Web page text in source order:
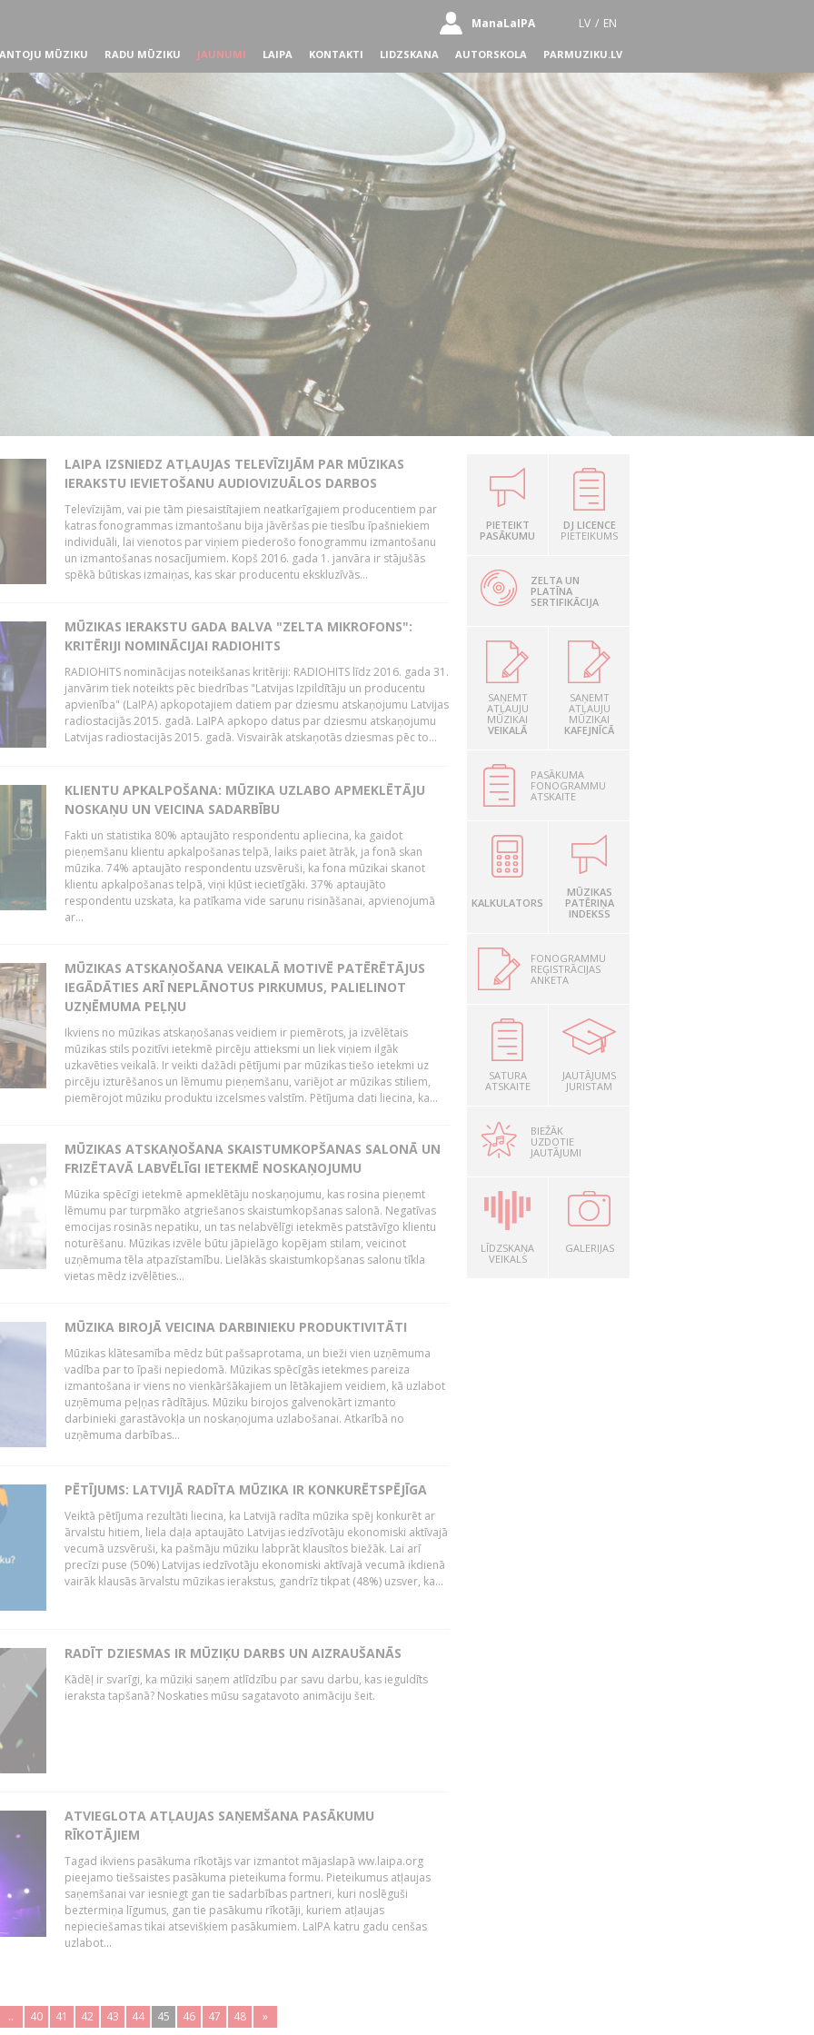
ManaLaIPA LV / EN
MŪZIKU RADU MŪZIKU JAUNUMI LAIPA KONTAKTI LIDZSKANA AUTORSKOLA PARMUZIKU.LV
LAIPA IZSNIEDZ ATĻAUJAS TELEVĪZIJĀM PAR MŪZIKAS
IERAKSTU IEVIETOŠANU AUDIOVIZUĀLOS DARBOS
Televīzijām, vai pie tām piesaistītajiem neatkarīgajiem producentiem par
katras fonogrammas izmantošanu bija jāvēršas pie tiesību īpašniekiem
individuāli, lai vienotos par viņiem piederošo fonogrammu izmantošanu
un izmantošanas nosacījumiem. Kopš 2016. gada 1. janvāra ir stājušās
spēkā būtiskas izmaiņas, kas skar producentu ekskluzīvās...
MŪZIKAS IERAKSTU GADA BALVA "ZELTA MIKROFONS":
KRITĒRIJI NOMINĀCIJAI RADIOHITS
RADIOHITS nominācijas noteikšanas kritēriji: RADIOHITS līdz 2016. gada 31.
janvārim tiek noteikts pēc biedrības "Latvijas Izpildītāju un producentu
apvienība" (LaIPA) apkopotajiem datiem par dziesmu atskaņojumu Latvijas
radiostacijās 2015. gadā. LaIPA apkopo datus par dziesmu atskaņojumu
Latvijas radiostacijās 2015. gadā. Visvairāk atskaņotās dziesmas pēc to...
KLIENTU APKALPOŠANA: MŪZIKA UZLABO APMEKLĒTĀJU
NOSKAŅU UN VEICINA SADARBĪBU
Fakti un statistika 80% aptaujāto respondentu apliecina, ka gaidot
pieņemšanu klientu apkalpošanas telpā, laiks paiet ātrāk, ja fonā skan
mūzika. 74% aptaujāto respondentu uzsvēruši, ka fona mūzikai skanot
klientu apkalpošanas telpā, viņi kļūst iecietīgāki. 37% aptaujāto
respondentu uzskata, ka patīkama vide sarunu risināšanai, apvienojumā
ar...
MŪZIKAS ATSKAŅOŠANA VEIKALĀ MOTIVĒ PATĒRĒTĀJUS
IEGĀDĀTIES ARĪ NEPLĀNOTUS PIRKUMUS, PALIELINOT
UZŅĒMUMA PEĻŅU
Ikviens no mūzikas atskaņošanas veidiem ir piemērots, ja izvēlētais
mūzikas stils pozitīvi ietekmē pircēju attieksmi un liek viņiem ilgāk
uzkavēties veikalā. Ir veikti dažādi pētījumi par mūzikas tiešo ietekmi uz
pircēju izturēšanos un lēmumu pieņemšanu, variējot ar mūzikas stiliem,
piemērojot mūziku produktu izcelsmes valstīm. Pētījuma dati liecina, ka...
MŪZIKAS ATSKAŅOŠANA SKAISTUMKOPŠANAS SALONĀ UN
FRIZĒTAVĀ LABVĒLĪGI IETEKMĒ NOSKAŅOJUMU
Mūzika spēcīgi ietekmē apmeklētāju noskaņojumu, kas rosina pieņemt
lēmumu par turpmāko atgriešanos skaistumkopšanas salonā. Negatīvas
emocijas rosinās nepatiku, un tas nelabvēlīgi ietekmēs patstāvīgo klientu
noturēšanu. Mūzikas izvēle būtu jāpielāgo kopējam stilam, veicinot
uzņēmuma tēla atpazīstamību. Lielākās skaistumkopšanas salonu tīkla
vietas mēdz izvēlēties...
MŪZIKA BIROJĀ VEICINA DARBINIEKU PRODUKTIVITĀTI
Mūzikas klātesamība mēdz būt pašsaprotama, un bieži vien uzņēmuma
vadība par to īpaši nepiedomā. Mūzikas spēcīgās ietekmes pareiza
izmantošana ir viens no vienkāršākajiem un lētākajiem veidiem, kā uzlabot
uzņēmuma peļņas rādītājus. Mūziku birojos galvenokārt izmanto
darbinieki garastāvokļa un noskaņojuma uzlabošanai. Atkarībā no
uzņēmuma darbības...
PĒTĪJUMS: LATVIJĀ RADĪTA MŪZIKA IR KONKURĒTSPĒJĪGA
Veiktā pētījuma rezultāti liecina, ka Latvijā radīta mūzika spēj konkurēt ar
ārvalstu hitiem, liela daļa aptaujāto Latvijas iedzīvotāju ekonomiski aktīvajā
vecumā uzsvēruši, ka pašmāju mūziku labprāt klausītos biežāk. Lai arī
precīzi puse (50%) Latvijas iedzīvotāju ekonomiski aktīvajā vecumā ikdienā
vairāk klausās ārvalstu mūzikas ierakstus, gandrīz tikpat (48%) uzsver, ka...
RADĪT DZIESMAS IR MŪZIĶU DARBS UN AIZRAUŠANĀS
Kādēļ ir svarīgi, ka mūziķi saņem atlīdzību par savu darbu, kas ieguldīts
ieraksta tapšanā? Noskaties mūsu sagatavoto animāciju šeit.
ATVIEGLOTA ATĻAUJAS SAŅEMŠANA PASĀKUMU
RĪKOTĀJIEM
Tagad ikviens pasākuma rīkotājs var izmantot mājaslapā ww.laipa.org
pieejamo tiešsaistes pasākuma pieteikuma formu. Pieteikumus atļaujas
saņemšanai var iesniegt gan tie sadarbības partneri, kuri noslēguši
beztermiņa līgumus, gan tie pasākumu rīkotāji, kuriem atļaujas
nepieciešamas tikai atsevišķiem pasākumiem. LaIPA katru gadu cenšas
uzlabot...
.. 40 41 42 43 44 45 46 47 48 »
PIETEIKT
PASĀKUMU
DJ LICENCE
PIETEIKUMS
ZELTA UN
PLATĪNA
SERTIFIKĀCIJA
SAŅEMT
ATĻAUJU
MŪZIKAI
VEIKALĀ
SAŅEMT
ATĻAUJU
MŪZIKAI
KAFEJNĪCĀ
PASĀKUMA
FONOGRAMMU
ATSKAITE
KALKULATORS
MŪZIKAS
PATĒRIŅA
INDEKSS
FONOGRAMMU
REĢISTRĀCIJAS
ANKETA
SATURA
ATSKAITE
JAUTĀJUMS
JURISTAM
BIEŽĀK
UZDOTIE
JAUTĀJUMI
LĪDZSKAŅA
VEIKALS
GALERIJAS